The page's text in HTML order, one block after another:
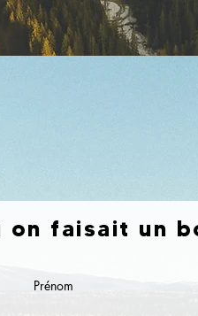
on faisait un
Prénom